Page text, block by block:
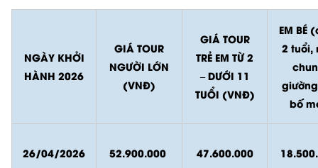
NGÀY KHỞI
HÀNH 2026
GIÁ TOUR
NGƯỜI LỚN
(VNĐ)
GIÁ TOUR
TRẺ EM TỪ 2
– DƯỚI 11
TUỔI (VNĐ)
EM BÉ
2 tuổi,
bố
26/04/2026 52.900.000 47.600.000